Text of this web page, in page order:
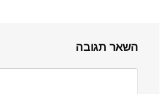
השאר תגובה